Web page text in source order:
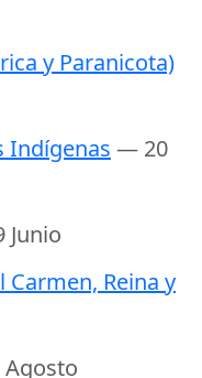
y Paranicota)
Indígenas — 20
Reina y